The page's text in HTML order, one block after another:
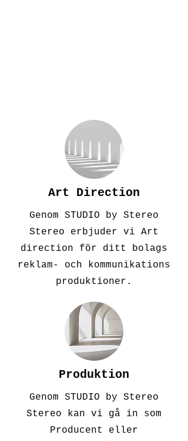
Art Direction
Genom STUDIO by Stereo
Stereo erbjuder vi Art
direction för ditt bolags
reklam- och kommunikations
produktioner.
Produktion
Genom STUDIO by Stereo
Stereo kan vi gå in som
Producent eller